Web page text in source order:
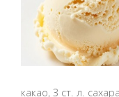
какао, 3 ст. л.